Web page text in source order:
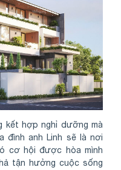
kết hợp nghỉ dưỡng mà
đình anh Linh sẽ là nơi
cơ hội được hòa mình
tận hưởng cuộc sống